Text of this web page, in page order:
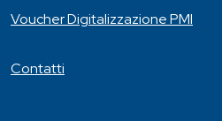
Voucher Digitalizzazione PMI
Contatti